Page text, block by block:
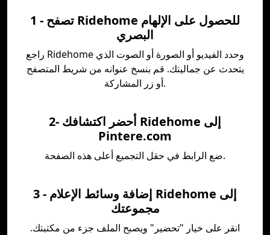
1 - تصفح Ridehome للحصول على الإلهام
البصري
راجع Ridehome وحدد الفيديو أو الصورة أو الصوت الذي
يتحدث عن جماليتك. قم بنسخ عنوانه من شريط المتصفح
أو زر المشاركة.
2- أحضر اكتشافك Ridehome إلى
Pintere.com
ضع الرابط في حقل التجميع أعلى هذه الصفحة.
3 - إضافة وسائط الإعلام Ridehome إلى
مجموعتك
انقر على خيار "تحضير" ويصبح الملف جزء من مكتبتك.